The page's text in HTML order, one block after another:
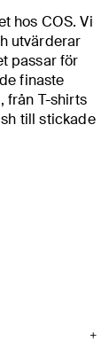
hos COS. Vi
utvärderar
passar för
finaste
från T-shirts
tillstickade